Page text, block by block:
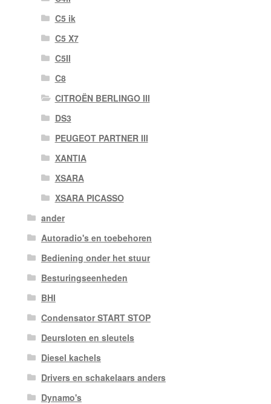
C5 ik
C5 X7
C5II
C8
CITROËN BERLINGO III
DS3
PEUGEOT PARTNER III
XANTIA
XSARA
XSARA PICASSO
ander
Autoradio's en toebehoren
Bediening onder het stuur
Besturingseenheden
BHI
Condensator START STOP
Deursloten en sleutels
Diesel kachels
Drivers en schakelaars anders
Dynamo's